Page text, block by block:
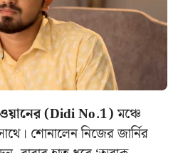
ওয়ানের (Didi No.1)মঞ্চে
শোনালেন নিজের জার্নির